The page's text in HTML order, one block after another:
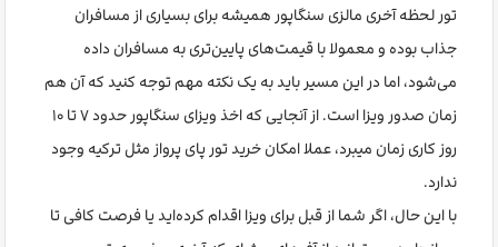
تور لحظه آخری مالزی سنگاپور همیشه برای بسیاری از مسافران
جذاب بوده و معمولا با قیمت‌های پایین‌تری به مسافران داده
می‌شود، اما در این مسیر باید به یک نکته مهم توجه کنید که آن هم
زمان صدور ویزا است. از آنجایی که اخذ ویزای سنگاپور حدود ۷ تا ۱۰
روز کاری زمان میبرد، عملا امکان خرید تور پای پرواز مثل ترکیه وجود
ندارد.
با این حال، اگر شما از قبل برای ویزا اقدام کرده‌اید یا فرصت کافی تا